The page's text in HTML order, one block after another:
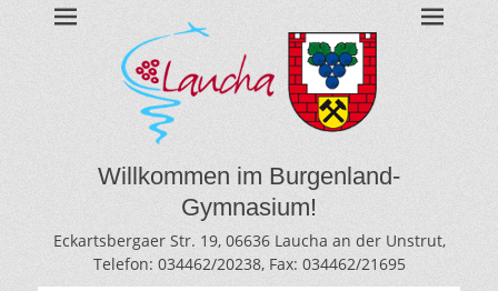
BURGENLAND-
GYMNASIUM
LAUCHA
Gymnasium des Burgenlandkreises / Sachsen-Anhalt
Willkommen im Burgenland-
Gymnasium!
Eckartsbergaer Str. 19, 06636 Laucha an der Unstrut,
Telefon: 034462/20238, Fax: 034462/21695